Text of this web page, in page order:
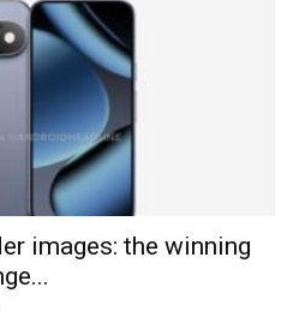
images: the winning